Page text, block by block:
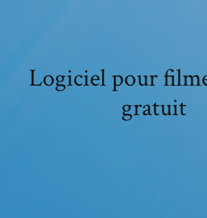
Logiciel pour
gratuit